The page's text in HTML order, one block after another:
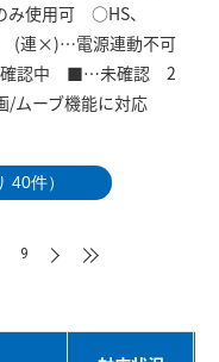
使用可 ○HS、
(連×)…電源連動不可
認中 ■…未確認 2
ーブ機能に対応
40件）
9